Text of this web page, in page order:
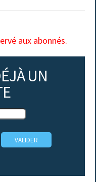
aux abonnés.
UN